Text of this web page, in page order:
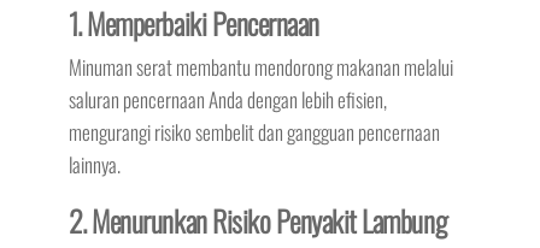
1. Memperbaiki Pencernaan
Minuman serat membantu mendorong makanan melalui
saluran pencernaan Anda dengan lebih efisien,
mengurangi risiko sembelit dan gangguan pencernaan
lainnya.
2. Menurunkan Risiko Penyakit Lambung